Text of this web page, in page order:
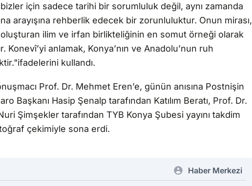
için sadece tarihi bir sorumluluk değil, aynı zamanda
arayışına rehberlik edecek bir zorunluluktur. Onun mirası,
oluşturan ilim ve irfan birlikteliğinin en somut örneği olarak
Konevî’yi anlamak, Konya’nın ve Anadolu’nun ruh
kullandı.
Prof. Dr. Mehmet Eren’e, günün anısına Postnişin
Başkanı Hasip Şenalp tarafından Katılım Beratı, Prof. Dr.
Şimşekler tarafından TYB Konya Şubesi yayını takdim
çekimiyle sona erdi.
Haber Merkezi